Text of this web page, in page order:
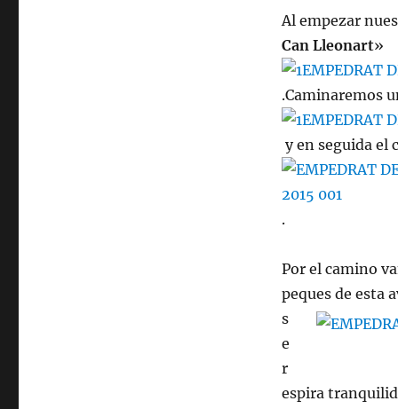
Al empezar
Can Lleonart»
.Caminaremos
y en seguida el
.
Por el camino
peques de esta
s
e
r
espira